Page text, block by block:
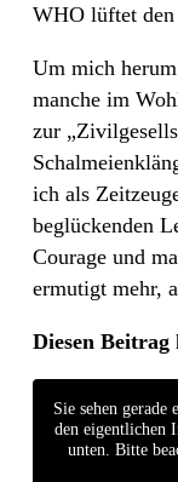
WHO lüftet den
Um mich
manche im
zur
ich als
beglückenden
Courage und
ermutigt mehr,
Diesen Beitrag
Sie sehen
den eigentlichen
unten. Bitte